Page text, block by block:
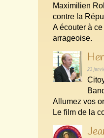
Maximilien
contre la
A écouter à
arrageoise.
23
Allumez vos
Le film de la